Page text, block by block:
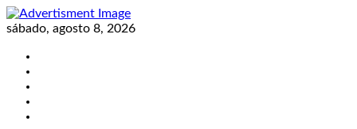
Skip
to
sábado, agosto 8, 2026